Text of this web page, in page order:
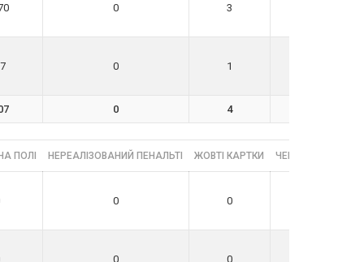
0 3
0 1
0 4
ПОЛІ НЕРЕАЛІЗОВАНИЙ ПЕНАЛЬТІ ЖОВТІ КАРТКИ ЧЕРВОНІ КАРТКИ
0 0
0 0